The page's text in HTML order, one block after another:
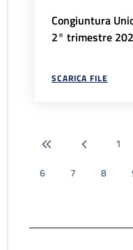
Congiuntura
2° trimestre
SCARICA FILE
1
6
7 8